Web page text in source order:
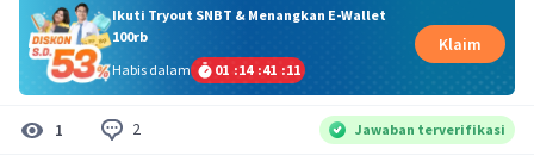
Ikuti Tryout SNBT & Menangkan E-Wallet
100rb
Habis dalam
01 :14 :41 :11
Klaim
1 2 Jawaban terverifikasi